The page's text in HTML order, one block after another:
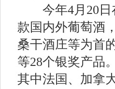
今年4月 20
款国内外葡萄酒
桑干酒庄等为首
等28个银奖产品
其中法国、加拿